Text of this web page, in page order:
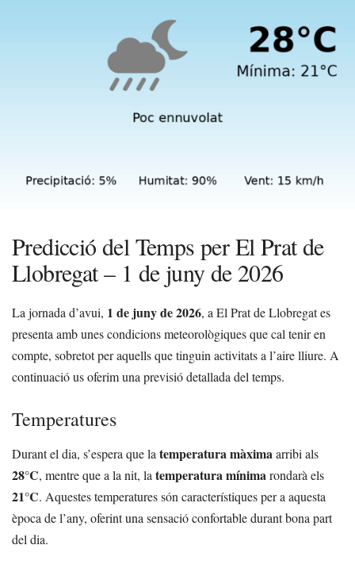
Predicció del Temps per El Prat de
Llobregat – 1 de juny de 2026
La jornada d’avui, 1 de juny de 2026, a El Prat de Llobregat es
presenta amb unes condicions meteorològiques que cal tenir en
compte, sobretot per aquells que tinguin activitats a l’aire lliure. A
continuació us oferim una previsió detallada del temps.
Temperatures
Durant el dia, s’espera que latemperatura màximaarribi als
28°C, mentre que a la nit, latemperatura mínimarondarà els
21°C. Aquestes temperatures són característiques per a aquesta
època de l’any, oferint una sensació confortable durant bona part
del dia.